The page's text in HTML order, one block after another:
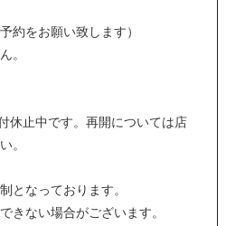
約をお願い致します）
。
休止中です。再開については店
。
となっております。
きない場合がございます。